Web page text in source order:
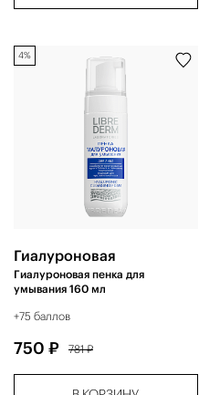
Гиалуроновая
Гиалуроновая пенка для
умывания 160 мл
+75 баллов
750 ₽ 781 ₽
4%